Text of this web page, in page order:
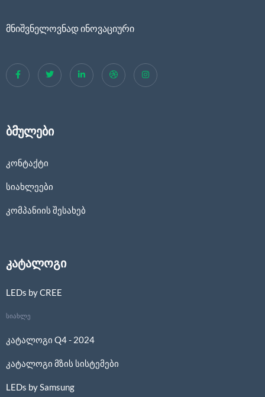
მნიშვნელოვნად ინოვაციური
ბმულები
კონტაქტი
სიახლეები
კომპანიის შესახებ
კატალოგი
LEDs by CREE
სიახლე
კატალოგი Q4 - 2024
კატალოგი მზის სისტემები
LEDs by Samsung